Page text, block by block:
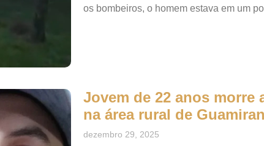
os bombeiros, o homem estava em um
Jovem de 22 anos morre
na área rural de
dezembro 29, 2025